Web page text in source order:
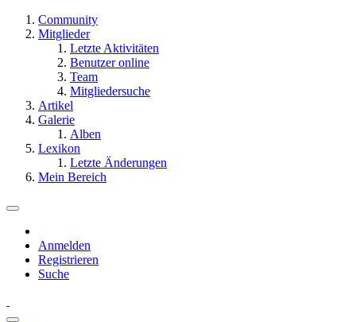
Community
Mitglieder
Letzte Aktivitäten
Benutzer online
Team
Mitgliedersuche
Artikel
Galerie
Alben
Lexikon
Letzte Änderungen
Mein Bereich
Anmelden
Registrieren
Suche